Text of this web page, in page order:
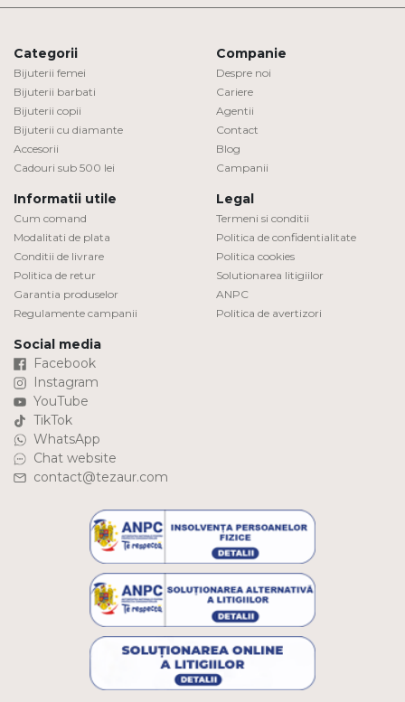
Categorii
Bijuterii femei
Bijuterii barbati
Bijuterii copii
Bijuterii cu diamante
Accesorii
Cadouri sub 500 lei
Companie
Despre noi
Cariere
Agentii
Contact
Blog
Campanii
Informatii utile
Cum comand
Modalitati de plata
Conditii de livrare
Politica de retur
Garantia produselor
Regulamente campanii
Legal
Termeni si conditii
Politica de confidentialitate
Politica cookies
Solutionarea litigiilor
ANPC
Politica de avertizori
Social media
Facebook
Instagram
YouTube
TikTok
WhatsApp
Chat website
contact@tezaur.com